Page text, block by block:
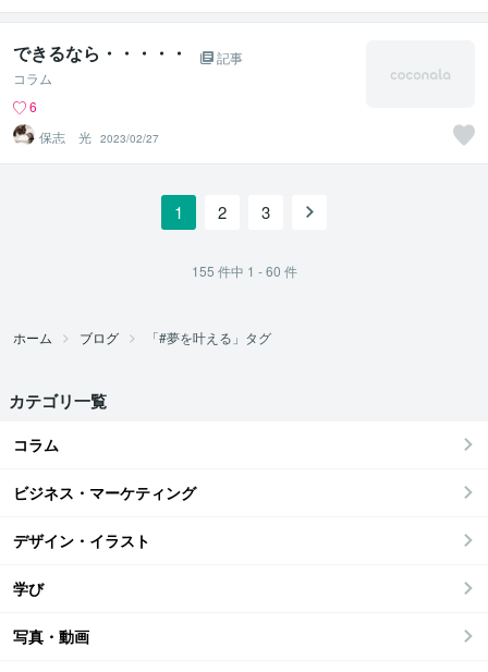
いと心を繋ぐ
できるなら・・・・・
記事
コラム
6
保志 光 2023/02/27
1 2 3
155 件中 1 - 60 件
ホーム ブログ 「#夢を叶える」タグ
カテゴリ一覧
コラム
ビジネス・マーケティング
デザイン・イラスト
学び
写真・動画